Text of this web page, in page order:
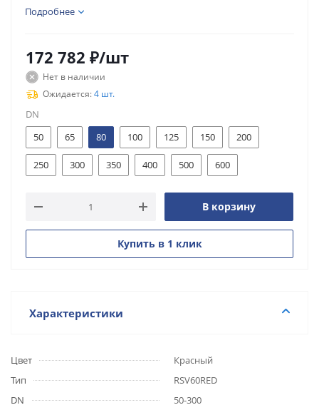
Подробнее
172 782 ₽/шт
Нет в наличии
Ожидается:4 шт.
DN
50
65 80 100 125 150 200
250 300 350 400 500 600
В корзину
Купить в 1 клик
Характеристики
Цвет
Красный
Тип
RSV60RED
DN
50-300